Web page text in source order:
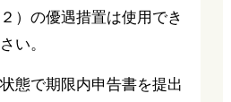
）の優遇措置は使用でき
い。
態で期限内申告書を提出